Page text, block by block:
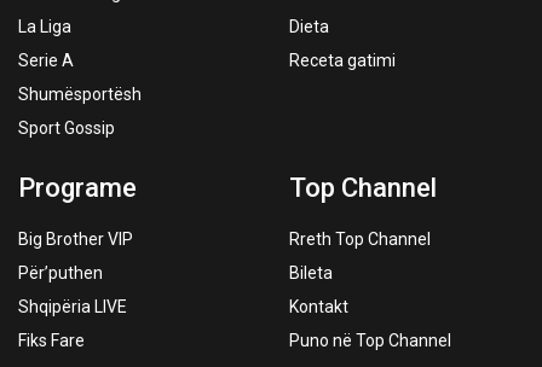
La Liga
Serie A
Shumësportësh
Sport Gossip
Dieta
Receta gatimi
Programe
Big Brother VIP
Për’puthen
Shqipëria LIVE
Fiks Fare
Top Channel
Rreth Top Channel
Bileta
Kontakt
Puno në Top Channel